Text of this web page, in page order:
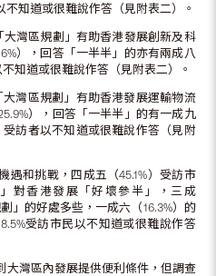
不知道或很難說作答（見附表二）。
灣區規劃」有助香港發展創新及科
），回答「一半半」的亦有兩成八
不知道或很難說作答（見附表二）。
灣區規劃」有助香港發展運輸物流
），回答「一半半」的有一成九
受訪者以不知道或很難說作答（見附
遇和挑戰，四成五（45.1%）受訪市
對香港發展「好壞參半」，三成
」的好處多些，一成六（16.3%）的
受訪市民以不知道或很難說作答
大灣區內發展提供便利條件，但調查